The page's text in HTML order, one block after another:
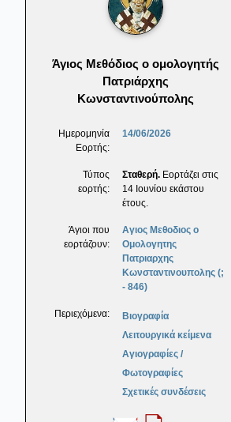
Άγιος Μεθόδιος ο ομολογητής
Πατριάρχης
Κωνσταντινούπολης
Ημερομηνία
Εορτής:
14/06/2026
Τύπος
εορτής:
Σταθερή. Εορτάζει στις
14 Ιουνίου εκάστου
έτους.
Άγιοι που
εορτάζουν:
Αγιος Μεθοδιος ο
Ομολογητης
Πατριαρχης
Κωνσταντινουπολης (;
- 846)
Περιεχόμενα:
Βιογραφία
Λειτουργικά κείμενα
Αγιογραφίες /
Φωτογραφίες
Σχετικές συνδέσεις